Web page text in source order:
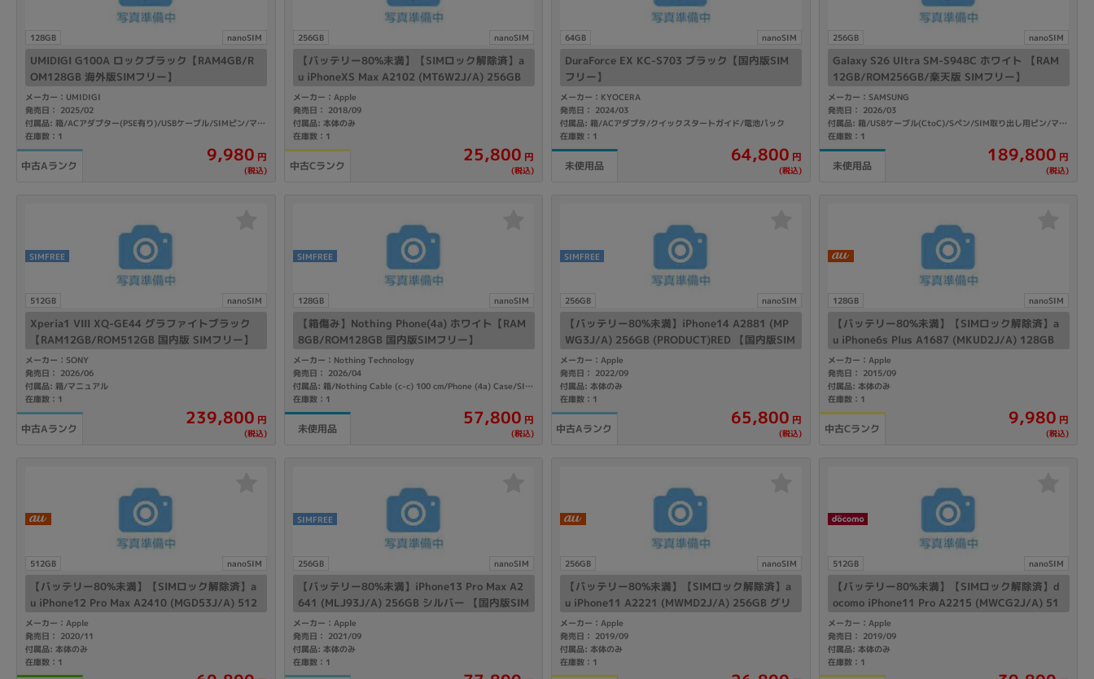
128GB nanoSIM
UMIDIGI G100A ロックブラック【RAM4GB/R
OM128GB 海外版SIMフリー】
メーカー：UMIDIGI
発売日： 2025/02
付属品: 箱/ACアダプター(PSE有り)/USBケーブル/SIMピン/マニュアル
在庫数：1
中古Aランク
9,980 円
(税込)
256GB nanoSIM
【バッテリー80%未満】【SIMロック解除済】a
u iPhoneXS Max A2102 (MT6W2J/A) 256GB
ゴールド
メーカー：Apple
発売日： 2018/09
付属品: 本体のみ
在庫数：1
中古Cランク
25,800 円
(税込)
64GB nanoSIM
DuraForce EX KC-S703 ブラック【国内版SIM
フリー】
メーカー：KYOCERA
発売日： 2024/03
付属品: 箱/ACアダプタ/クイックスタートガイド/電池パック
在庫数：1
未使用品
64,800 円
(税込)
256GB nanoSIM
Galaxy S26 Ultra SM-S948C ホワイト 【RAM
12GB/ROM256GB/楽天版 SIMフリー】
メーカー：SAMSUNG
発売日： 2026/03
付属品: 箱/USBケーブル(CtoC)/Sペン/SIM取り出し用ピン/マニュアル
在庫数：1
未使用品
189,800 円
(税込)
512GB nanoSIM
SIMFREE
Xperia1 VIII XQ-GE44 グラファイトブラック
【RAM12GB/ROM512GB 国内版 SIMフリー】
メーカー：SONY
発売日： 2026/06
付属品: 箱/マニュアル
在庫数：1
中古Aランク
239,800 円
(税込)
128GB nanoSIM
SIMFREE
【箱傷み】Nothing Phone(4a) ホワイト【RAM
8GB/ROM128GB 国内版SIMフリー】
メーカー：Nothing Technology
発売日： 2026/04
付属品: 箱/Nothing Cable (c-c) 100 cm/Phone (4a) Case/SIMトレイ取り出しツール/安全と保証に関する情報
在庫数：1
未使用品
57,800 円
(税込)
256GB nanoSIM
SIMFREE
【バッテリー80%未満】iPhone14 A2881 (MP
WG3J/A) 256GB (PRODUCT)RED 【国内版SIM
フリー】
メーカー：Apple
発売日： 2022/09
付属品: 本体のみ
在庫数：1
中古Aランク
65,800 円
(税込)
128GB nanoSIM
【バッテリー80%未満】【SIMロック解除済】a
u iPhone6s Plus A1687 (MKUD2J/A) 128GB
スペースグレイ
メーカー：Apple
発売日： 2015/09
付属品: 本体のみ
在庫数：1
中古Cランク
9,980 円
(税込)
512GB nanoSIM
【バッテリー80%未満】【SIMロック解除済】a
u iPhone12 Pro Max A2410 (MGD53J/A) 512
GB ゴールド
メーカー：Apple
発売日： 2020/11
付属品: 本体のみ
在庫数：1
256GB nanoSIM
SIMFREE
【バッテリー80%未満】iPhone13 Pro Max A2
641 (MLJ93J/A) 256GB シルバー 【国内版SIM
フリー】
メーカー：Apple
発売日： 2021/09
付属品: 本体のみ
在庫数：1
256GB nanoSIM
【バッテリー80%未満】【SIMロック解除済】a
u iPhone11 A2221 (MWMD2J/A) 256GB グリ
ーン
メーカー：Apple
発売日： 2019/09
付属品: 本体のみ
在庫数：1
512GB nanoSIM
【バッテリー80%未満】【SIMロック解除済】d
ocomo iPhone11 Pro A2215 (MWCG2J/A) 51
2GB ミッドナイトグリーン
メーカー：Apple
発売日： 2019/09
付属品: 本体のみ
在庫数：1